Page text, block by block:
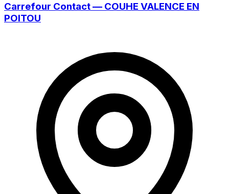
Carrefour Contact — COUHE VALENCE EN
POITOU